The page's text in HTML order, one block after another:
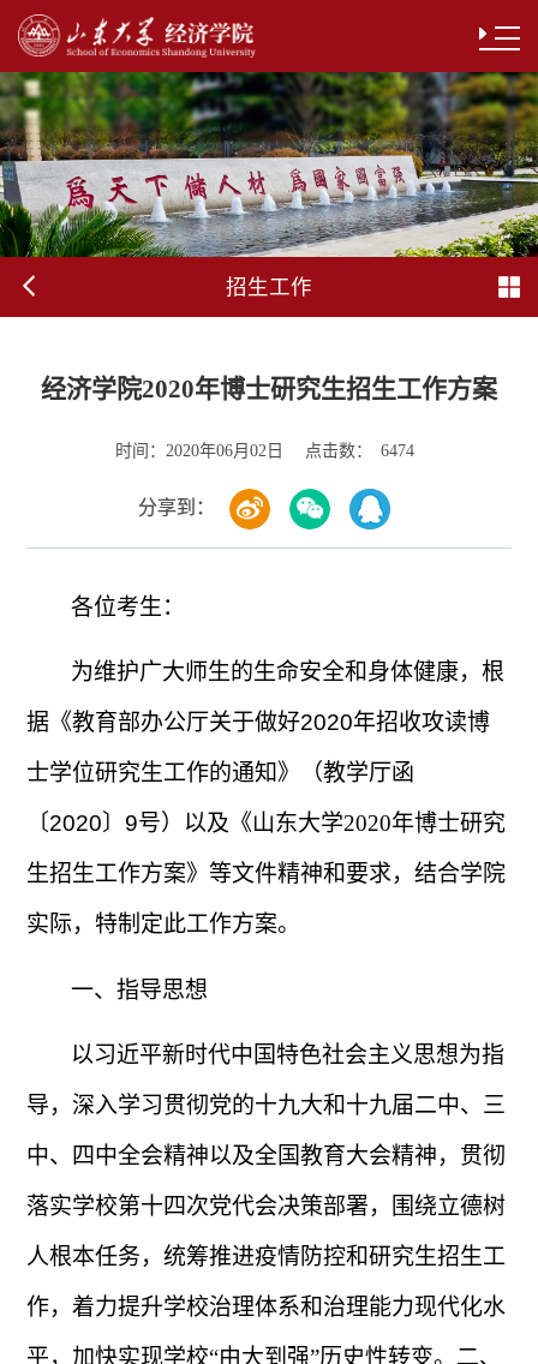
招生工作
经济学院2020年博士研究生招生工作方案
时间： 2020年06月02日 点击数： 6474
分享到：
各位考生：
为维护广大师生的生命安全和身体健康，根
据《教育部办公厅关于做好2020年招收攻读博
士学位研究生工作的通知》（教学厅函
〔2020〕 9号）以及《山东大学2020年博士研究
生招生工作方案》等文件精神和要求，结合学院
实际，特制定此工作方案。
一、指导思想
以习近平新时代中国特色社会主义思想为指
导，深入学习贯彻党的十九大和十九届二中、三
中、四中全会精神以及全国教育大会精神，贯彻
落实学校第十四次党代会决策部署，围绕立德树
人根本任务，统筹推进疫情防控和研究生招生工
作，着力提升学校治理体系和治理能力现代化水
平，加快实现学校“由大到强”历史性转变。二、